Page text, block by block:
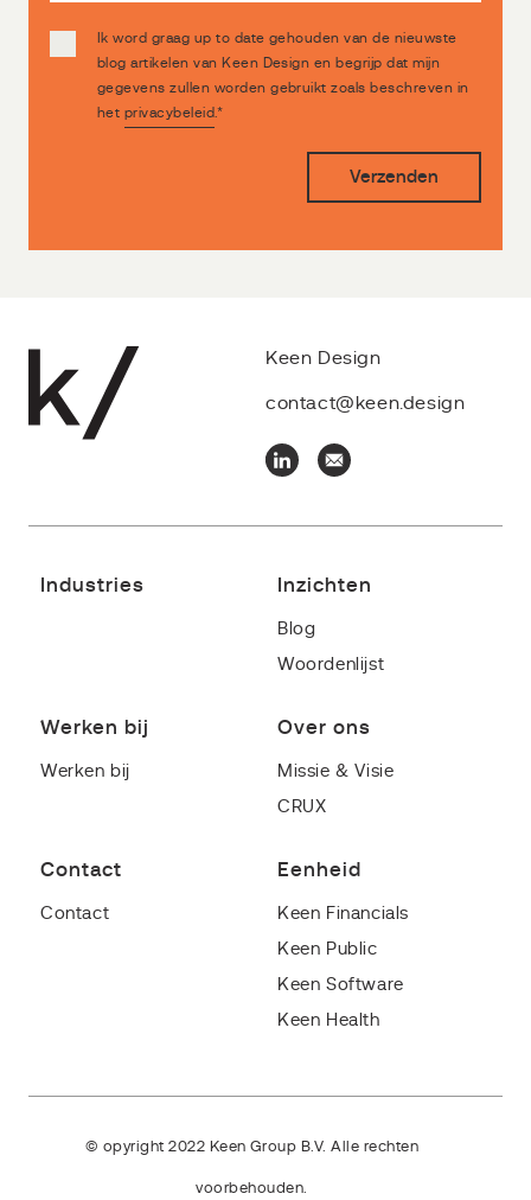
Ik word graag up to date gehouden van de nieuwste
blog artikelen van Keen Design en begrijp dat mijn
gegevens zullen worden gebruikt zoals beschreven in
het privacybeleid *
Keen Design
contact@keen.design
Industries Inzichten
Blog
Woordenlijst
Werken bij
Werken bij
Over ons
Missie & Visie
CRUX
Contact
Contact
Eenheid
Keen Financials
Keen Public
Keen Software
Keen Health
© opyright 2022 Keen Group B.V. Alle rechten
voorbehouden.